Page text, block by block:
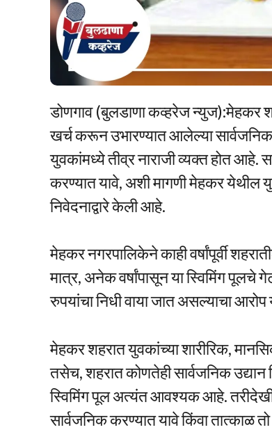
डोणगाव (बुलडाणा कव्हरेज न्युज):मेहकर
खर्च करून उभारण्यात आलेल्या
युवकांमध्ये तीव्र नाराजी व्यक्त होत आहे.
करण्यात यावे, अशी मागणी मेहकर येथील
निवेदनाद्वारे केली आहे.
मेहकर नगरपालिकेने काही वर्षांपूर्वी
मात्र, अनेक वर्षांपासून या स्विमिंग पूलचे
रुपयांचा निधी वाया जात असल्याचा
मेहकर शहरात युवकांच्या शारीरिक,
तसेच, शहरात कोणतेही सार्वजनिक उद्यान
स्विमिंग पूल अत्यंत आवश्यक आहे.
सार्वजनिक करण्यात यावे किंवा तात्काळ